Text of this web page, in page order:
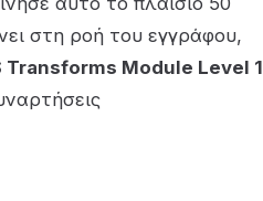
στη ροή του εγγράφου,
Transforms Module Level 1